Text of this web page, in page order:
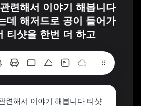
련해서 이야기 해봅니다
데 해저드로 공이 들어가
티샷을 한번 더 하고
련해서 이야기 해봅니다 티샷